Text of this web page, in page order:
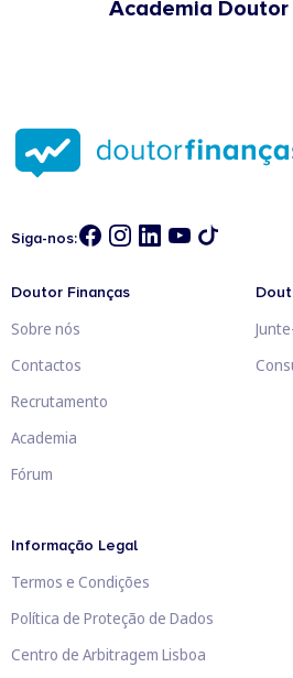
Academia Doutor
Siga-nos:
Doutor Finanças
Sobre nós
Contactos
Recrutamento
Academia
Fórum
Informação Legal
Termos e Condições
Política de Proteção de Dados
Centro de Arbitragem Lisboa